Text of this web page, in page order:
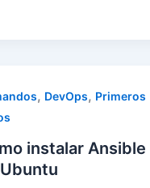
, DevOps, Primeros
instalar Ansible